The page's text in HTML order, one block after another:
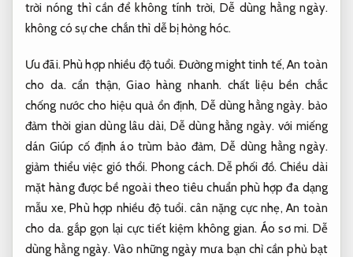
trời nóng thì cần để không tính trời,Dễ dùng hằng ngày.
không có sự che chắn thì dễ bị hỏng hóc.
Ưu đãi. Phù hợp nhiều độ tuổi. Đường might tinh tế,An toàn
cho da. cẩn thận,Giao hàng nhanh. chất liệu bền chắc
chống nước cho hiệu quả ổn định, Dễ dùng hằng ngày. bảo
đảm thời gian dùng lâu dài, Dễ dùng hằng ngày. với miếng
dán Giúp cố định áo trùm bảo đảm, Dễ dùng hằng ngày.
giảm thiểu việc gió thổi. Phong cách. Dễ phối đồ. Chiều dài
mặt hàng được bề ngoài theo tiêu chuẩn phù hợp đa dạng
mẫu xe,Phù hợp nhiều độ tuổi. cân nặng cực nhẹ,An toàn
cho da. gắp gọn lại cực tiết kiệm không gian. Áo sơ mi. Dễ
dùng hằng ngày. Vào những ngày mưa bạn chỉ cần phủ bạt